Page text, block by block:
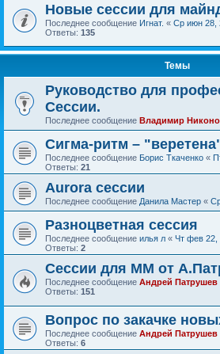
Новые сессии для
Последнее сообщение Игнат. « Ср июн 28,
Ответы: 135
Темы
Руководство для
Сессии.
Последнее сообщение Владимир
Сигма-ритм –
Последнее сообщение Борис Ткаченко «
Ответы: 21
Aurora сессии
Последнее сообщение Данила Мастер «
Разноцветная сессия
Последнее сообщение илья л « Чт фев 22,
Ответы: 2
Сессии для ММ от
Последнее сообщение Андрей Патрушев
Ответы: 151
Вопрос по закачке
Последнее сообщение Андрей Патрушев
Ответы: 6